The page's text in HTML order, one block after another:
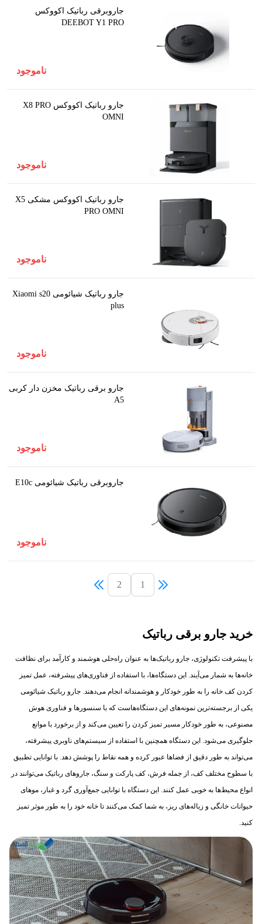
جاروبرقی رباتیک اکووکس
DEEBOT Y1 PRO
ناموجود
جارو رباتیک اکووکس X8 PRO
OMNI
ناموجود
جارو رباتیک اکووکس مشکی X5
PRO OMNI
ناموجود
جارو رباتیک شیائومی Xiaomi s20
plus
ناموجود
جارو برقی رباتیک مخزن دار کربی
A5
ناموجود
جاروبرقی رباتیک شیائومی E10c
ناموجود
1
2
خرید جارو برقی رباتیک
با پیشرفت تکنولوژی، جارو رباتیک‌ها به عنوان راه‌حلی هوشمند و کارآمد برای نظافت
خانه‌ها به شمار می‌آیند. این دستگاه‌ها، با استفاده از فناوری‌های پیشرفته، عمل تمیز
کردن کف خانه را به طور خودکار و هوشمندانه انجام می‌دهند. جارو رباتیک شیائومی
یکی از برجسته‌ترین نمونه‌های این دستگاه‌هاست که با سنسورها و فناوری هوش
مصنوعی، به طور خودکار مسیر تمیز کردن را تعیین می‌کند و از برخورد با موانع
جلوگیری می‌شود. این دستگاه همچنین با استفاده از سیستم‌های ناوبری پیشرفته،
می‌تواند به طور دقیق از فضاها عبور کرده و همه نقاط را پوشش دهد. با توانایی تطبیق
با سطوح مختلف کف، از جمله فرش، کف پارکت و سنگ، جاروهای رباتیک می‌توانند در
انواع محیط‌ها به خوبی عمل کنند. این دستگاه با توانایی جمع‌آوری گرد و غبار، موهای
حیوانات خانگی و زباله‌های ریز، به شما کمک می‌کنند تا خانه خود را به طور موثر تمیز
کنید.